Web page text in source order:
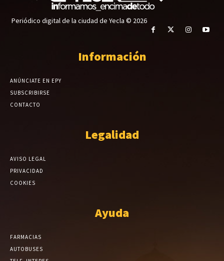
Periódico digital de la ciudad de Yecla © 2026
Información
ANÚNCIATE EN EPY
SUBSCRIBIRSE
CONTACTO
Legalidad
AVISO LEGAL
PRIVACIDAD
COOKIES
Ayuda
FARMACIAS
AUTOBUSES